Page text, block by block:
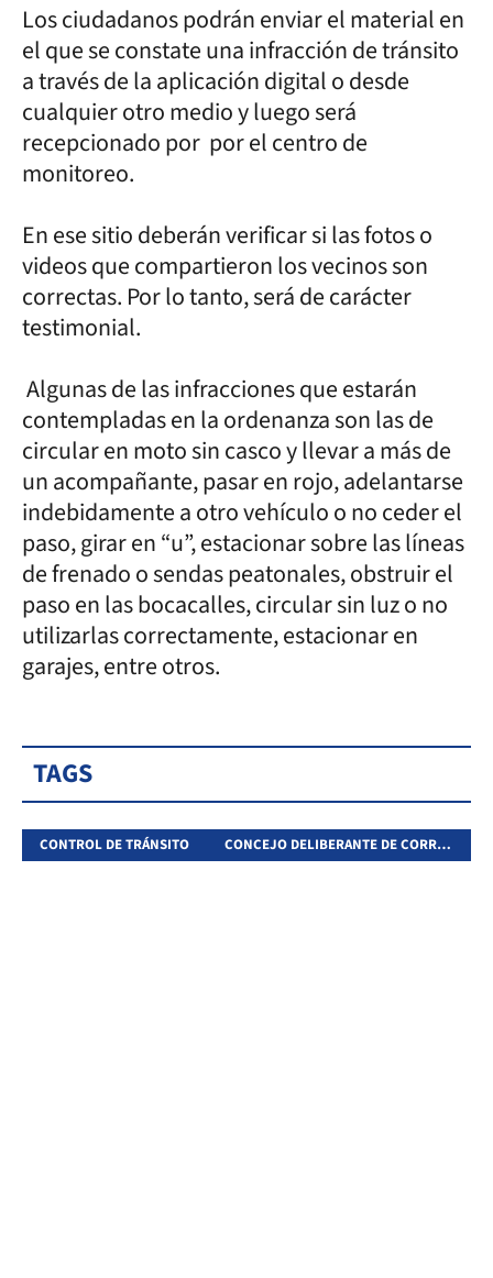
Los ciudadanos podrán enviar el material en
el que se constate una infracción de tránsito
a través de la aplicación digital o desde
cualquier otro medio y luego será
recepcionado por por el centro de
monitoreo.
En ese sitio deberán verificar si las fotos o
videos que compartieron los vecinos son
correctas. Por lo tanto, será de carácter
testimonial.
Algunas de las infracciones que estarán
contempladas en la ordenanza son las de
circular en moto sin casco y llevar a más de
un acompañante, pasar en rojo, adelantarse
indebidamente a otro vehículo o no ceder el
paso, girar en “u”, estacionar sobre las líneas
de frenado o sendas peatonales, obstruir el
paso en las bocacalles, circular sin luz o no
utilizarlas correctamente, estacionar en
garajes, entre otros.
TAGS
CONTROL DE TRÁNSITO CONCEJO DELIBERANTE DE CORRIENTES